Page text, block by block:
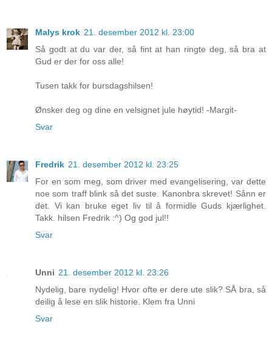
Malys krok 21. desember 2012 kl. 23:00
Så godt at du var der, så fint at han ringte deg, så bra at
Gud er der for oss alle!
Tusen takk for bursdagshilsen!
Ønsker deg og dine en velsignet jule høytid! -Margit-
Svar
Fredrik 21. desember 2012 kl. 23:25
For en som meg, som driver med evangelisering, var dette
noe som traff blink så det suste. Kanonbra skrevet! Sånn er
det. Vi kan bruke eget liv til å formidle Guds kjærlighet.
Takk. hilsen Fredrik :^) Og god jul!!
Svar
Unni 21. desember 2012 kl. 23:26
Nydelig, bare nydelig! Hvor ofte er dere ute slik? SÅ bra, så
deilig å lese en slik historie. Klem fra Unni
Svar